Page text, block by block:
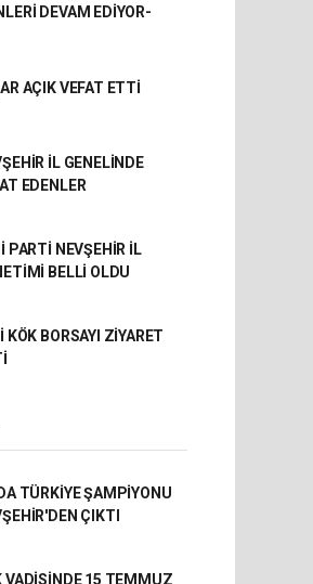
DEVAM EDİYOR-
AÇIK VEFAT ETTİ
İL GENELİNDE
EDENLER
PARTİ NEVŞEHİR İL
BELLİ OLDU
KÖK BORSAYI ZİYARET
TÜRKİYE ŞAMPİYONU
ÇIKTI
VADİSİNDE 15 TEMMUZ